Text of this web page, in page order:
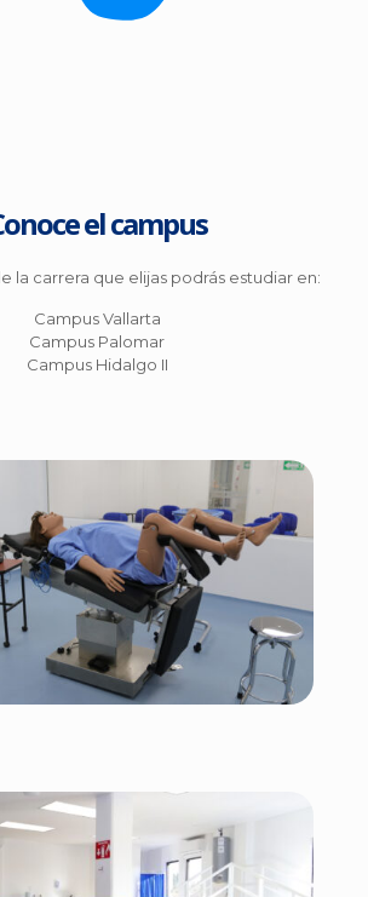
el campus
la carrera que elijas podrás estudiar en:
Campus Vallarta
Campus Palomar
Campus Hidalgo II